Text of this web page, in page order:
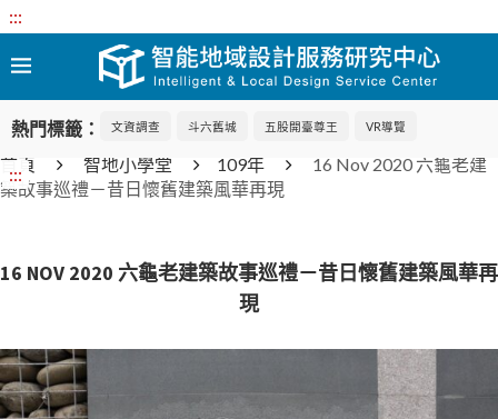
:::
熱門標籤： 文資調查 斗六舊城 五股開臺尊王 VR導覽
:::
首頁 智地小學堂 109年
16 Nov 2020 六龜老建
築故事巡禮－昔日懷舊建築風華再現
16 NOV 2020 六龜老建築故事巡禮－昔日懷舊建築風華再
現